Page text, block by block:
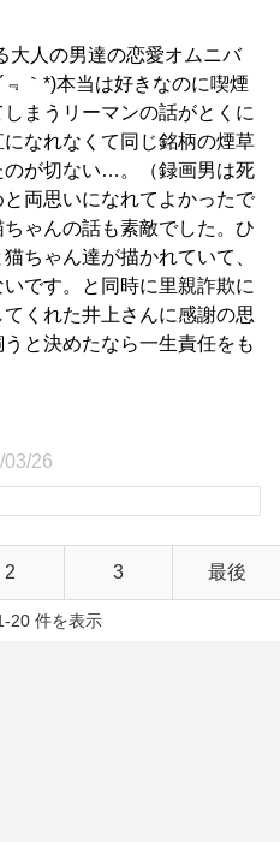
大人の男達の恋愛オムニバ
｀*)本当は好きなのに喫煙
まうリーマンの話がとくに
なれなくて同じ銘柄の煙草
のが切ない…。（録画男は死
両思いになれてよかったで
ゃんの話も素敵でした。ひ
ちゃん達が描かれていて、
です。と同時に里親詐欺に
くれた井上さんに感謝の思
と決めたなら一生責任をも
03/26
2 3 最後
20 件を表示